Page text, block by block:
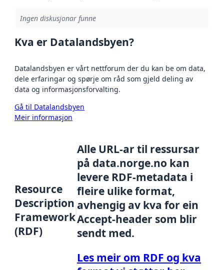
Ingen diskusjonar funne
Kva er Datalandsbyen?
Datalandsbyen er vårt nettforum der du kan be om data,
dele erfaringar og spørje om råd som gjeld deling av
data og informasjonsforvalting.
Gå til Datalandsbyen
Meir informasjon
Resource
Description
Framework
(RDF)
Alle URL-ar til ressursar
på data.norge.no kan
levere RDF-metadata i
fleire ulike format,
avhengig av kva for ein
Accept-header som blir
sendt med.
Les meir om RDF og kva